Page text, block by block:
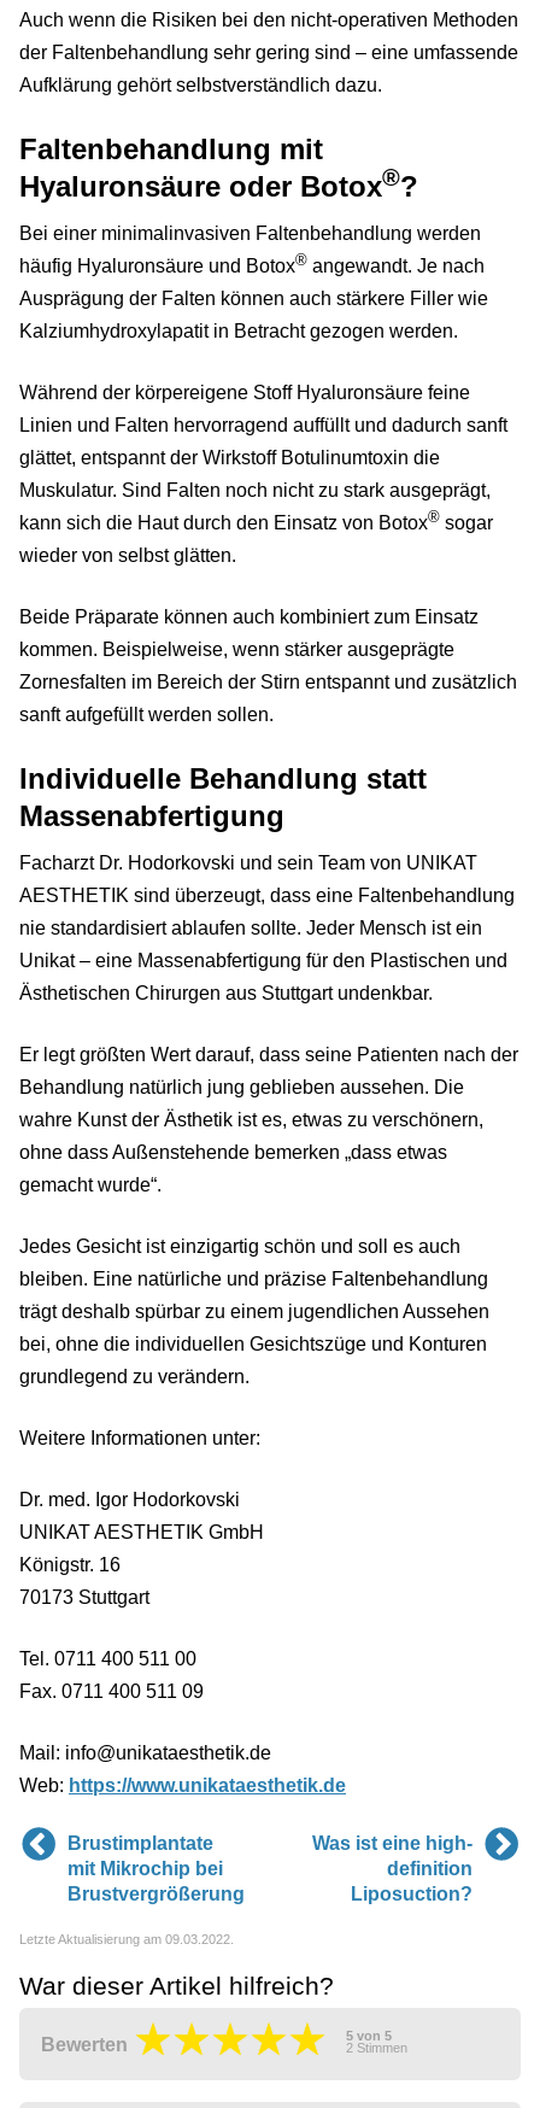
Auch wenn die Risiken bei den nicht-operativen Methoden
der Faltenbehandlung sehr gering sind – eine umfassende
Aufklärung gehört selbstverständlich dazu.
Faltenbehandlung mit
Hyaluronsäure oder Botox®?
Bei einer minimalinvasiven Faltenbehandlung werden
häufig Hyaluronsäure und Botox® angewandt. Je nach
Ausprägung der Falten können auch stärkere Filler wie
Kalziumhydroxylapatit in Betracht gezogen werden.
Während der körpereigene Stoff Hyaluronsäure feine
Linien und Falten hervorragend auffüllt und dadurch sanft
glättet, entspannt der Wirkstoff Botulinumtoxin die
Muskulatur. Sind Falten noch nicht zu stark ausgeprägt,
kann sich die Haut durch den Einsatz von Botox® sogar
wieder von selbst glätten.
Beide Präparate können auch kombiniert zum Einsatz
kommen. Beispielweise, wenn stärker ausgeprägte
Zornesfalten im Bereich der Stirn entspannt und zusätzlich
sanft aufgefüllt werden sollen.
Individuelle Behandlung statt
Massenabfertigung
Facharzt Dr. Hodorkovski und sein Team von UNIKAT
AESTHETIK sind überzeugt, dass eine Faltenbehandlung
nie standardisiert ablaufen sollte. Jeder Mensch ist ein
Unikat – eine Massenabfertigung für den Plastischen und
Ästhetischen Chirurgen aus Stuttgart undenkbar.
Er legt größten Wert darauf, dass seine Patienten nach der
Behandlung natürlich jung geblieben aussehen. Die
wahre Kunst der Ästhetik ist es, etwas zu verschönern,
ohne dass Außenstehende bemerken „dass etwas
gemacht wurde“.
Jedes Gesicht ist einzigartig schön und soll es auch
bleiben. Eine natürliche und präzise Faltenbehandlung
trägt deshalb spürbar zu einem jugendlichen Aussehen
bei, ohne die individuellen Gesichtszüge und Konturen
grundlegend zu verändern.
Weitere Informationen unter:
Dr. med. Igor Hodorkovski
UNIKAT AESTHETIK GmbH
Königstr. 16
70173 Stuttgart
Tel. 0711 400 511 00
Fax. 0711 400 511 09
Mail: info@unikataesthetik.de
Web: https://www.unikataesthetik.de
Brustimplantate
mit Mikrochip bei
Brustvergrößerung
Was ist eine high-
definition
Liposuction?
Letzte Aktualisierung am 09.03.2022.
War dieser Artikel hilfreich?
Bewerten 5 von 5
2 Stimmen